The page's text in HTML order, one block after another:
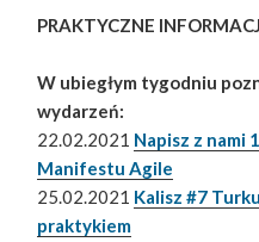
PRAKTYCZNE
W ubiegłym tygodniu
wydarzeń:
22.02.2021 Napisz z nami
Manifestu Agile
25.02.2021 Kalisz #7
praktykiem